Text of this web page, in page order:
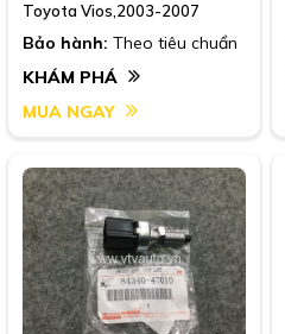
Toyota Vios,2003-2007
Bảo hành: Theo tiêu chuẩn
KHÁM PHÁ
MUA NGAY